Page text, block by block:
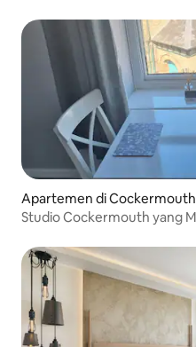
Apartemen di Cockermouth
Studio Cockermouth yang